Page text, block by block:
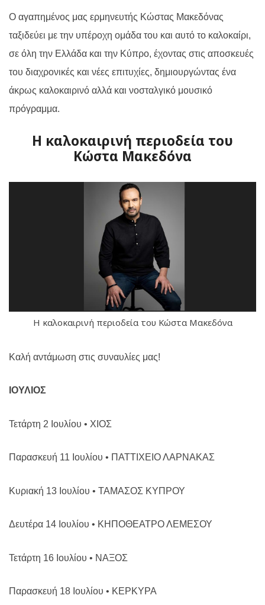
Ο αγαπημένος μας ερμηνευτής Κώστας Μακεδόνας
ταξιδεύει με την υπέροχη ομάδα του και αυτό το καλοκαίρι,
σε όλη την Ελλάδα και την Κύπρο, έχοντας στις αποσκευές
του διαχρονικές και νέες επιτυχίες, δημιουργώντας ένα
άκρως καλοκαιρινό αλλά και νοσταλγικό μουσικό
πρόγραμμα.
Η καλοκαιρινή περιοδεία του
Κώστα Μακεδόνα
Η καλοκαιρινή περιοδεία του Κώστα Μακεδόνα
Καλή αντάμωση στις συναυλίες μας!
ΙΟΥΛΙΟΣ
Τετάρτη 2 Ιουλίου • ΧΙΟΣ
Παρασκευή 11 Ιουλίου • ΠΑΤΤΙΧΕΙΟ ΛΑΡΝΑΚΑΣ
Κυριακή 13 Ιουλίου • ΤΑΜΑΣΟΣ ΚΥΠΡΟΥ
Δευτέρα 14 Ιουλίου • ΚΗΠΟΘΕΑΤΡΟ ΛΕΜΕΣΟΥ
Τετάρτη 16 Ιουλίου • ΝΑΞΟΣ
Παρασκευή 18 Ιουλίου • ΚΕΡΚΥΡΑ